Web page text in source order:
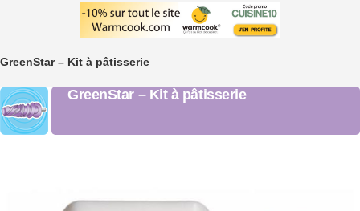
GreenStar – Kit à pâtisserie
GreenStar – Kit à pâtisserie